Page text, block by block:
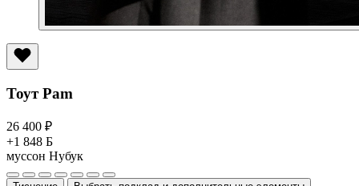
Тоут Pam
26 400 ₽
+1 848 Б
муссон Нубук